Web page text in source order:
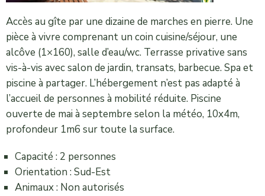
Accès au gîte par une dizaine de marches en pierre. Une
pièce à vivre comprenant un coin cuisine/séjour, une
alcôve (1×160), salle d’eau/wc. Terrasse privative sans
vis-à-vis avec salon de jardin, transats, barbecue. Spa et
piscine à partager. L’hébergement n’est pas adapté à
l’accueil de personnes à mobilité réduite. Piscine
ouverte de mai à septembre selon la météo, 10x4m,
profondeur 1m6 sur toute la surface.
Capacité : 2 personnes
Orientation : Sud-Est
Animaux : Non autorisés